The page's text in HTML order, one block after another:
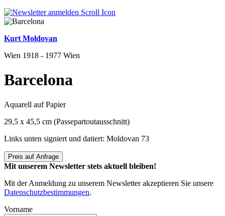
Kurt Moldovan
Wien 1918 - 1977 Wien
Barcelona
Aquarell auf Papier
29,5 x 45,5 cm (Passepartoutausschnitt)
Links unten signiert und datiert: Moldovan 73
Preis auf Anfrage
Mit unserem Newsletter stets aktuell bleiben!
Mit der Anmeldung zu unserem Newsletter akzeptieren Sie unsere
Datenschutzbestimmungen.
Vorname